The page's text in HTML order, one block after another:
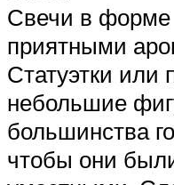
Свечи в форме
приятными
Статуэтки или
небольшие
большинства
чтобы они